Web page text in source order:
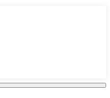
tu plataforma.